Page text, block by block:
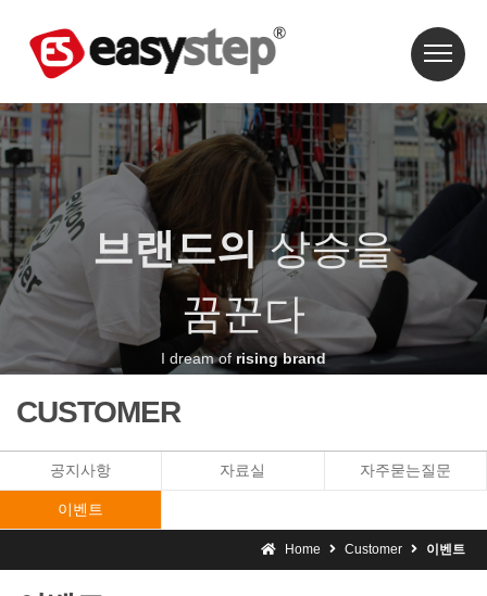
브랜드의상승을
꿈꾼다
I dream of rising brand
CUSTOMER
공지사항 자료실 자주묻는질문
이벤트
Home Customer 이벤트